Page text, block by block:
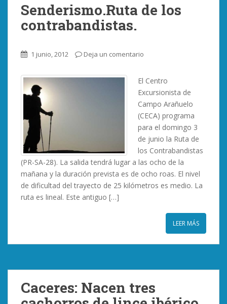
Senderismo.Ruta de los
contrabandistas.
1 junio, 2012 Deja un comentario
El Centro
Excursionista de
Campo Arañuelo
(CECA) programa
para el domingo 3
de junio la Ruta de
los Contrabandistas
(PR-SA-28). La salida tendrá lugar a las ocho de la
mañana y la duración prevista es de ocho roas. El nivel
de dificultad del trayecto de 25 kilómetros es medio. La
ruta es lineal. Este antiguo […]
LEER MÁS
Caceres: Nacen tres